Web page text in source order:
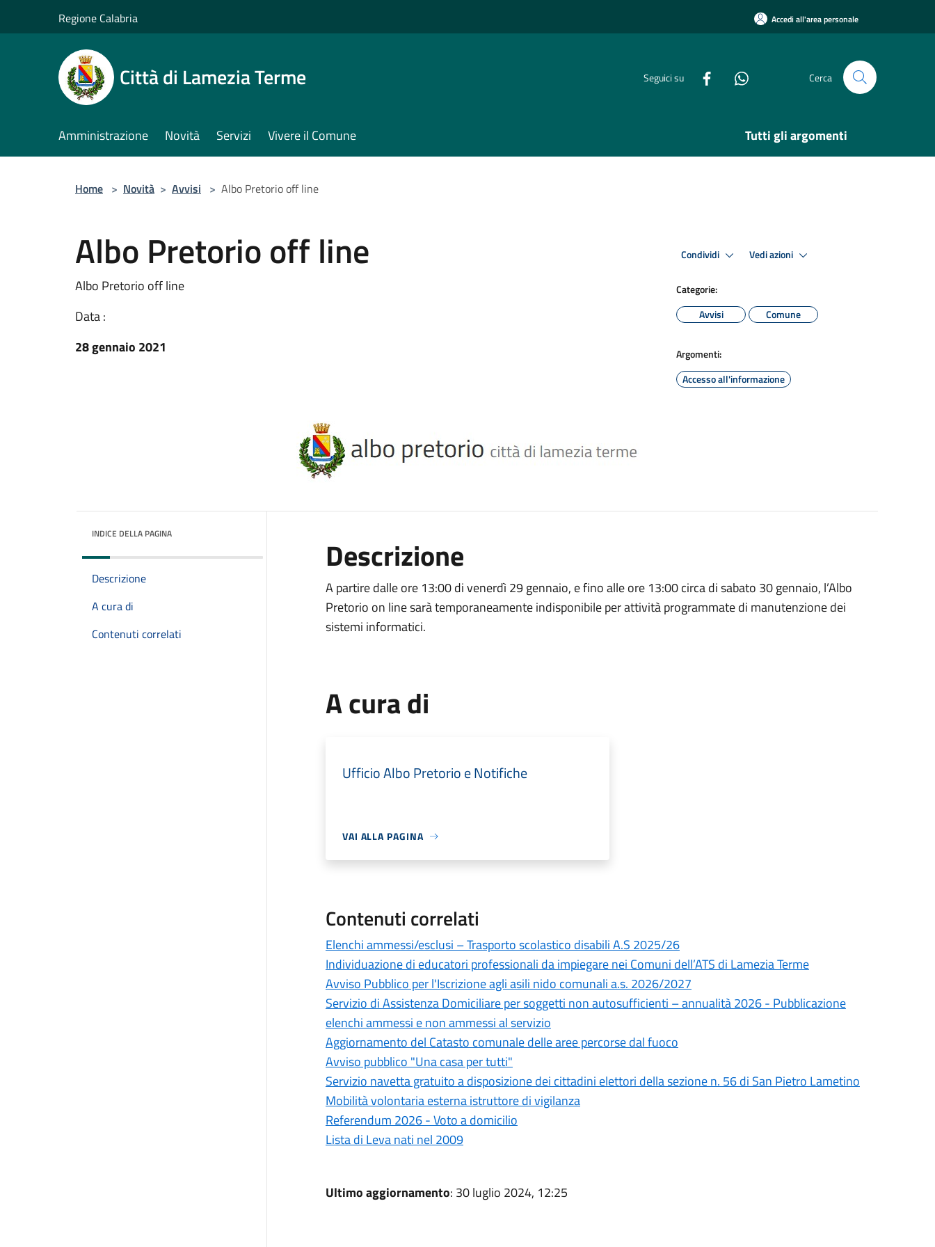
Regione Calabria Accedi all'area personale
Città di Lamezia Terme Seguici su Cerca
Amministrazione Novità Servizi Vivere il Comune Tutti gli argomenti
Home > Novità > Avvisi > Albo Pretorio off line
Albo Pretorio off line
Albo Pretorio off line
Data :
28 gennaio 2021
Condividi Vedi azioni
Categorie:
Avvisi
Comune
Argomenti:
Accesso all'informazione
INDICE DELLA PAGINA
Descrizione
A cura di
Contenuti correlati
Descrizione
A partire dalle ore 13:00 di venerdì 29 gennaio, e fino alle ore 13:00 circa di sabato 30 gennaio, l’Albo
Pretorio on line sarà temporaneamente indisponibile per attività programmate di manutenzione dei
sistemi informatici.
A cura di
Ufficio Albo Pretorio e Notifiche
VAI ALLA PAGINA
Contenuti correlati
Elenchi ammessi/esclusi – Trasporto scolastico disabili A.S 2025/26
Individuazione di educatori professionali da impiegare nei Comuni dell’ATS di Lamezia Terme
Avviso Pubblico per l'Iscrizione agli asili nido comunali a.s. 2026/2027
Servizio di Assistenza Domiciliare per soggetti non autosufficienti – annualità 2026 - Pubblicazione
elenchi ammessi e non ammessi al servizio
Aggiornamento del Catasto comunale delle aree percorse dal fuoco
Avviso pubblico "Una casa per tutti"
Servizio navetta gratuito a disposizione dei cittadini elettori della sezione n. 56 di San Pietro Lametino
Mobilità volontaria esterna istruttore di vigilanza
Referendum 2026 - Voto a domicilio
Lista di Leva nati nel 2009
Ultimo aggiornamento: 30 luglio 2024, 12:25